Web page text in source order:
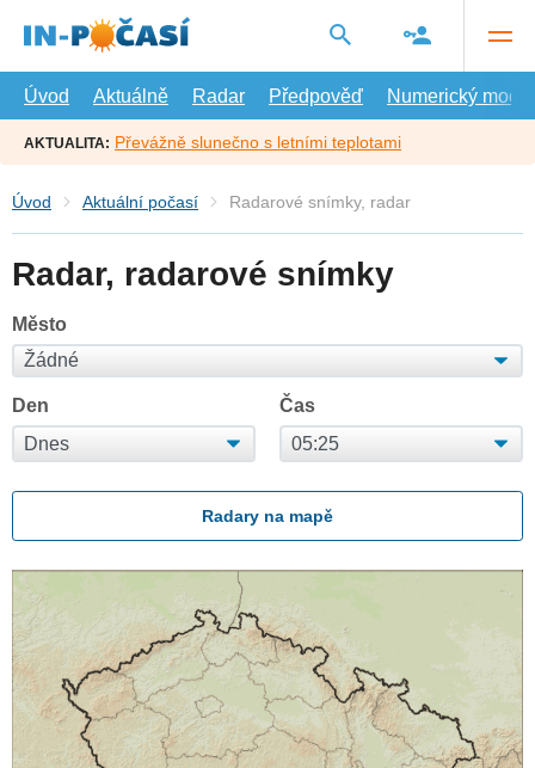
hlavní
Úvod
Aktuálně Radar Předpověď Numerický model
AKTUALITA: Převážně slunečno s letními teplotami
Úvod Aktuální počasí Radarové snímky, radar
Radar, radarové snímky
Město
Den Čas
Radary na mapě